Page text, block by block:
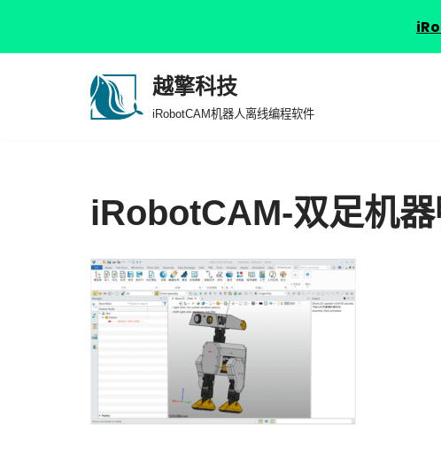
越擎科技
iRobotCAM机器人离线编程软件
iRobotCAM-双足机